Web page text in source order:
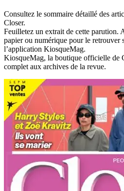
Consultez le sommaire détaillé des
Closer.
Feuilletez un extrait de cette parution.
papier ou numérique pour le retrouver
l’application KiosqueMag.
KiosqueMag, la boutique officielle de
complet aux archives de la revue.